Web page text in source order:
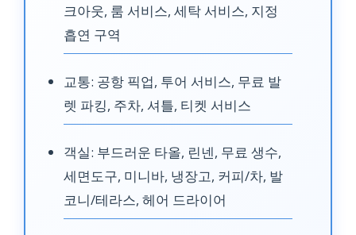
크아웃, 룸 서비스, 세탁 서비스, 지정
흡연 구역
교통: 공항 픽업, 투어 서비스, 무료 발
렛 파킹, 주차, 셔틀, 티켓 서비스
객실: 부드러운 타올, 린넨, 무료 생수,
세면도구, 미니바, 냉장고, 커피/차, 발
코니/테라스, 헤어 드라이어